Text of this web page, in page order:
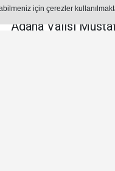
için çerezler
Adana Valisi